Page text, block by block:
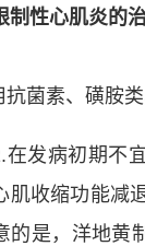
制性心肌炎的
抗菌素、磺胺
在发病初期不
肌收缩功能减
的是，洋地黄